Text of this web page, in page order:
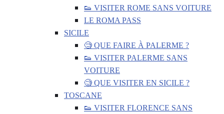
👟 VISITER ROME SANS VOITURE
LE ROMA PASS
SICILE
🧐 QUE FAIRE À PALERME ?
👟 VISITER PALERME SANS
VOITURE
🧐 QUE VISITER EN SICILE ?
TOSCANE
👟 VISITER FLORENCE SANS